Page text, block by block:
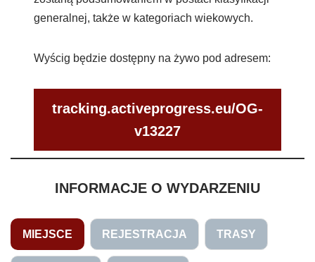
generalnej, także w kategoriach wiekowych.
Wyścig będzie dostępny na żywo pod adresem:
tracking.activeprogress.eu/OG-
v13227
INFORMACJE O WYDARZENIU
MIEJSCE REJESTRACJA TRASY